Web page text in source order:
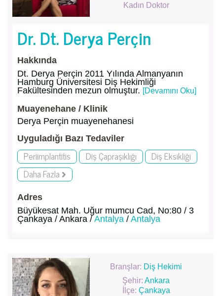
Kadın Doktor
Dr. Dt. Derya Perçin
Hakkında
Dt. Derya Perçin 2011 Yılında Almanyanın
Hamburg Üniversitesi Diş Hekimliği
Fakültesinden mezun olmuştur. [Devamını Oku]
Muayenehane / Klinik
Derya Perçin muayenehanesi
Uyguladığı Bazı Tedaviler
Periimplantitis Diş Çapraşıklığı
Diş Eksikliği
Daha Fazla
Adres
Büyükesat Mah. Uğur mumcu Cad, No:80 / 3
Çankaya / Ankara / Antalya / Antalya
Branşlar: Diş Hekimi
Şehir:Ankara
İlçe: Çankaya